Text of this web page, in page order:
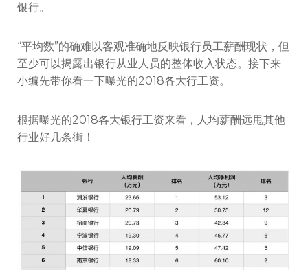
银行。
“平均数”的确难以客观准确地反映银行员工薪酬现状，但
至少可以揭露出银行从业人员的整体收入状态。接下来
小编先带你看一下曝光的2018各大行工资。
根据曝光的2018各大银行工资来看，人均薪酬远甩其他
行业好几条街！